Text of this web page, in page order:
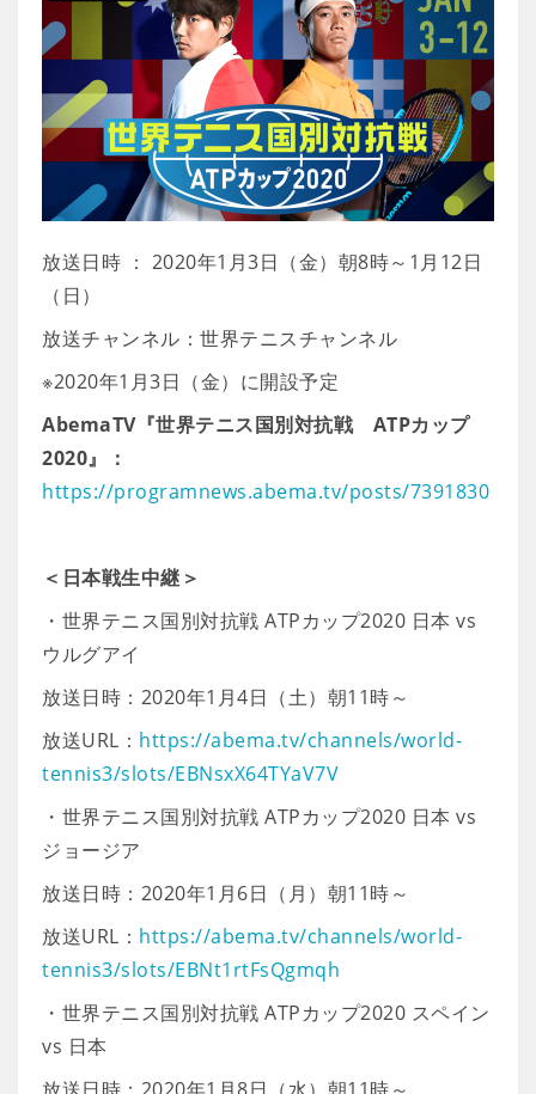
放送日時 ： 2020年1月3日（金）朝8時～1月12日
（日）
放送チャンネル：世界テニスチャンネル
※2020年1月3日（金）に開設予定
AbemaTV『世界テニス国別対抗戦 ATPカップ
2020』：
https://programnews.abema.tv/posts/7391830
＜日本戦生中継＞
・世界テニス国別対抗戦 ATPカップ2020 日本 vs
ウルグアイ
放送日時：2020年1月4日（土）朝11時～
放送URL： https://abema.tv/channels/world-
tennis3/slots/EBNsxX64TYaV7V
・世界テニス国別対抗戦 ATPカップ2020 日本 vs
ジョージア
放送日時：2020年1月6日（月）朝11時～
放送URL： https://abema.tv/channels/world-
tennis3/slots/EBNt1rtFsQgmqh
・世界テニス国別対抗戦 ATPカップ2020 スペイン
vs 日本